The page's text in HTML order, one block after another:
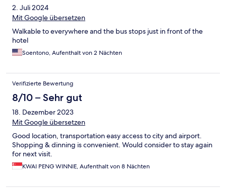
2. Juli 2024
Mit Google übersetzen
Walkable to everywhere and the bus stops just in front of the
hotel
Soentono, Aufenthalt von 2 Nächten
Verifizierte Bewertung
8/10 – Sehr gut
18. Dezember 2023
Mit Google übersetzen
Good location, transportation easy access to city and airport.
Shopping & dinning is convenient. Would consider to stay again
for next visit.
KWAI PENG WINNIE, Aufenthalt von 8 Nächten